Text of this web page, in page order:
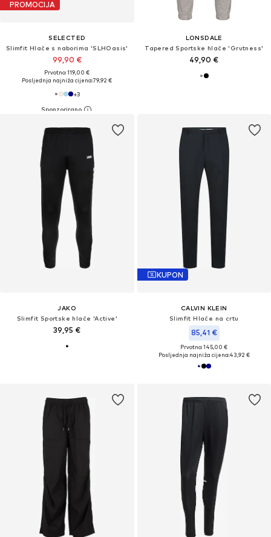
PROMOCIJA
SELECTED
Slimfit Hlače s naborima 'SLHOasis'
99,90 €
Prvotno: 119,00 €
Posljednja najniža cijena:79,92 €
+3
LONSDALE
Tapered Sportske hlače 'Grutness'
49,90 €
JAKO
Slimfit Sportske hlače 'Active'
39,95 €
KUPON
CALVIN KLEIN
Slimfit Hlače na crtu
85,41 €
Prvotno: 145,00 €
Posljednja najniža cijena:43,92 €